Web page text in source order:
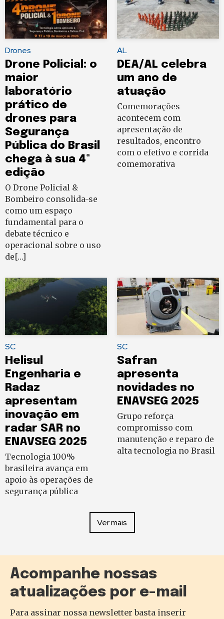
Drones
Drone Policial: o
maior
laboratório
prático de
drones para
Segurança
Pública do Brasil
chega à sua 4ª
edição
O Drone Policial &
Bombeiro consolida-se
como um espaço
fundamental para o
debate técnico e
operacional sobre o uso
de[…]
AL
DEA/AL celebra
um ano de
atuação
Comemorações
acontecem com
apresentação de
resultados, encontro
com o efetivo e corrida
comemorativa
SC
Helisul
Engenharia e
Radaz
apresentam
inovação em
radar SAR no
ENAVSEG 2025
Tecnologia 100%
brasileira avança em
apoio às operações de
segurança pública
SC
Safran
apresenta
novidades no
ENAVSEG 2025
Grupo reforça
compromisso com
manutenção e reparo de
alta tecnologia no Brasil
Ver mais
Acompanhe nossas
atualizações por e-mail
Para assinar nossa newsletter basta inserir